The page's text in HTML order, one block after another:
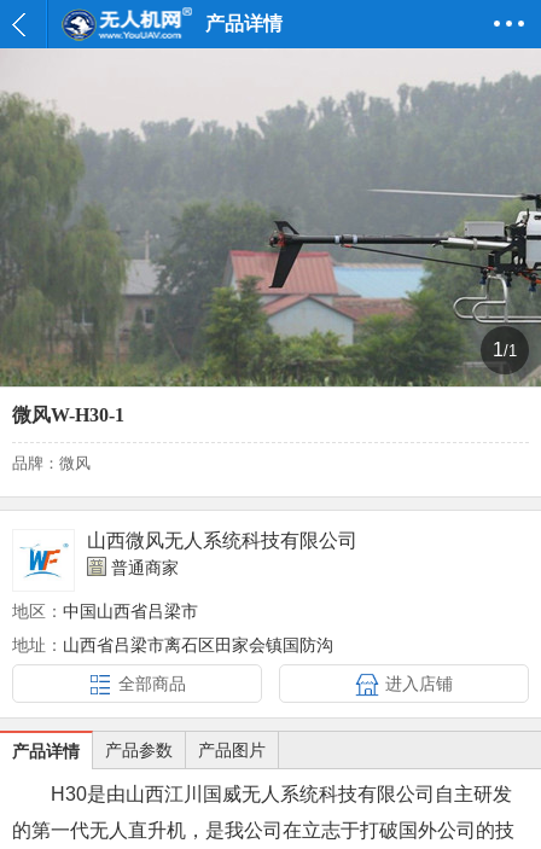
产品详情
1/1
微风W-H30-1
品牌：微风
山西微风无人系统科技有限公司
普通商家
地区： 中国山西省吕梁市
地址： 山西省吕梁市离石区田家会镇国防沟
全部商品
进入店铺
产品详情 产品参数 产品图片
H30是由山西江川国威无人系统科技有限公司自主研发
的第一代无人直升机，是我公司在立志于打破国外公司的技